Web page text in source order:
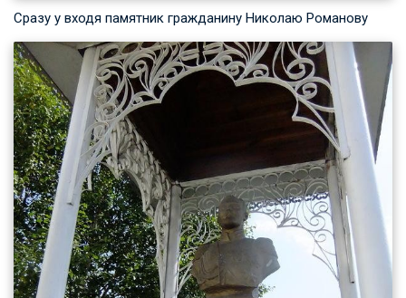
Сразу у входя памятник гражданину Николаю Романову